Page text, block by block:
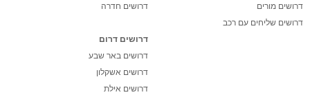
דרושים מורים
דרושים שליחים עם רכב
דרושים חדרה
דרושים דרום
דרושים באר שבע
דרושים אשקלון
דרושים אילת